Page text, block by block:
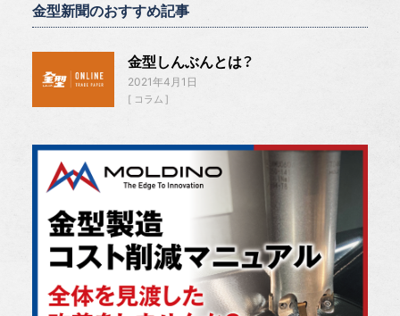
金型新聞のおすすめ記事
金型しんぶんとは？
2021年4月1日
コラム